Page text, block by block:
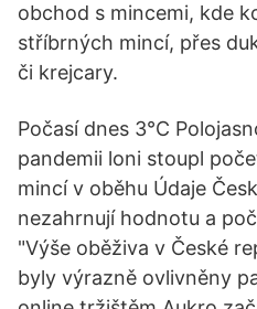
obchod s mincemi, kde
stříbrných mincí, přes
či krejcary.
Počasí dnes 3°C
pandemii loni stoupl
mincí v oběhu Údaje
nezahrnují hodnotu a
"Výše oběživa v České
byly výrazně ovlivněny